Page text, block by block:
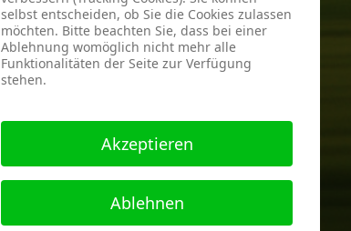
selbst entscheiden, ob Sie die Cookies zulassen
möchten. Bitte beachten Sie, dass bei einer
Ablehnung womöglich nicht mehr alle
Funktionalitäten der Seite zur Verfügung
stehen.
Akzeptieren
Ablehnen